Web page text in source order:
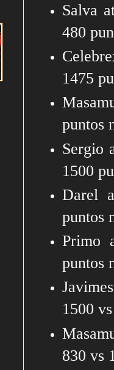
Salva
480
1475
puntos
Sergio
1500
Darel
puntos
Primo
puntos
1500
830 vs